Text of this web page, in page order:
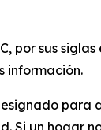
por sus
información.
un hogar